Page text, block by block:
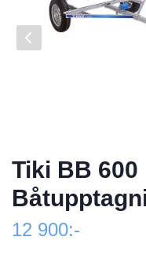
Tiki BB 600
12 900:-